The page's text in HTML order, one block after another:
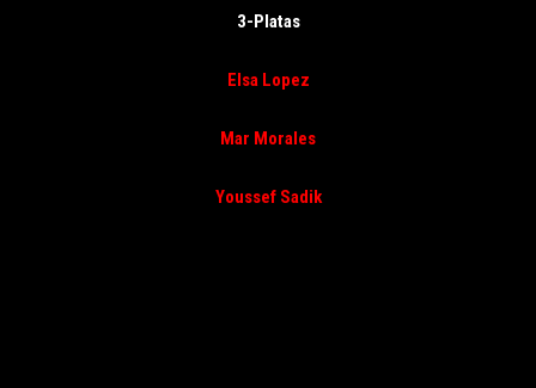
3-Platas
Elsa Lopez
Mar Morales
Youssef Sadik